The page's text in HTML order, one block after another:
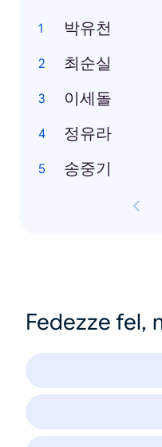
박유천
최순실
이세돌
정유라
송중기
Fedezze fel,